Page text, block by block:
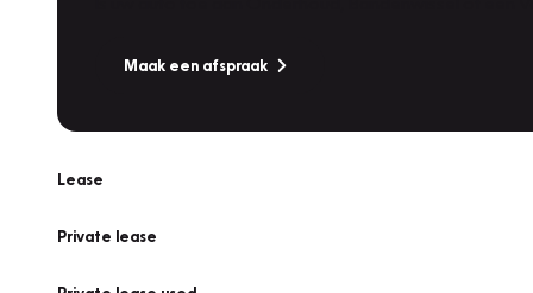
Maak een afspraak
Lease
Private lease